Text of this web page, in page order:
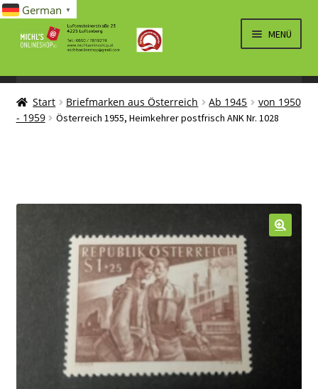
Navigation
Inhalt
MENÜ
SPIELWAREN/BAUSÄTZE
ÖFFNEN
ELEKTRO
BRIEFMARKEN
ÖFFNEN
Start Briefmarken aus Österreich Ab 1945
von 1950
- 1959
Österreich 1955, Heimkehrer postfrisch ANK Nr. 1028
German ▼